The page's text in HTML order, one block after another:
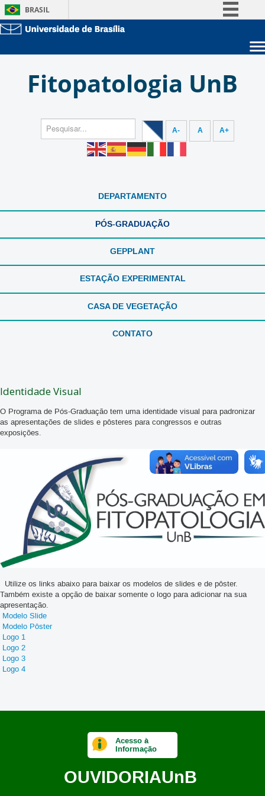
BRASIL
Acesso à informação
Canais
Unidades acadêmicas
Estude na UnB
Administração
Fitopatologia UnB
A- A A+
DEPARTAMENTO
PÓS-GRADUAÇÃO
GEPPLANT
ESTAÇÃO EXPERIMENTAL
CASA DE VEGETAÇÃO
CONTATO
Identidade Visual
O Programa de Pós-Graduação tem uma identidade visual para padronizar
as apresentações de slides e pôsteres para congressos e outras
exposições.
Utilize os links abaixo para baixar os modelos de slides e de pôster.
Também existe a opção de baixar somente o logo para adicionar na sua
apresentação.
Modelo Slide
Modelo Pôster
Logo 1
Logo 2
Logo 3
Logo 4
Acesso à
Informação
OUVIDORIAUnB